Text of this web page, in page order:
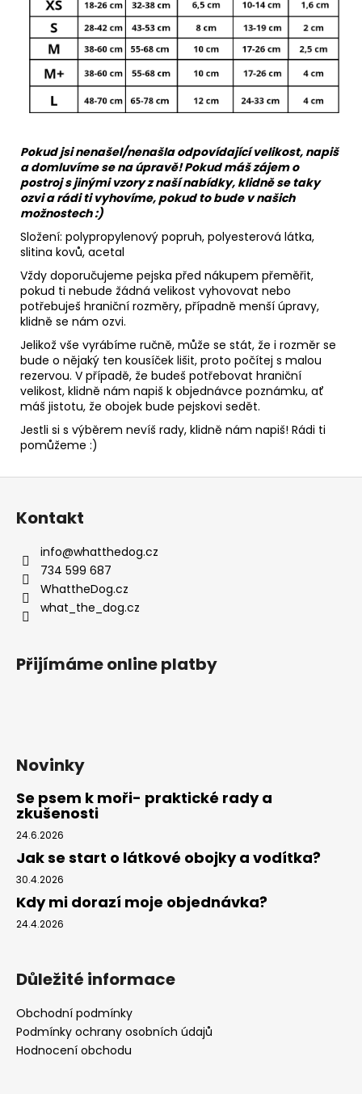
Pokud jsi nenašel/nenašla odpovídající velikost, napiš
a domluvíme se na úpravě! Pokud máš zájem o
postroj s jinými vzory z naší nabídky, klidně se taky
ozvi a rádi ti vyhovíme, pokud to bude v našich
možnostech :)
Složení: polypropylenový popruh, polyesterová látka,
slitina kovů, acetal
Vždy doporučujeme pejska před nákupem přeměřit,
pokud ti nebude žádná velikost vyhovovat nebo
potřebuješ hraniční rozměry, případně menší úpravy,
klidně se nám ozvi.
Jelikož vše vyrábíme ručně, může se stát, že i rozměr se
bude o nějaký ten kousíček lišit, proto počítej s malou
rezervou. V případě, že budeš potřebovat hraniční
velikost, klidně nám napiš k objednávce poznámku, ať
máš jistotu, že obojek bude pejskovi sedět.
Jestli si s výběrem nevíš rady, klidně nám napiš! Rádi ti
pomůžeme :)
Kontakt
info@whatthedog.cz
734 599 687
WhattheDog.cz
what_the_dog.cz
Přijímáme online platby
Novinky
Se psem k moři- praktické rady a
zkušenosti
24.6.2026
Jak se start o látkové obojky a vodítka?
30.4.2026
Kdy mi dorazí moje objednávka?
24.4.2026
Důležité informace
Obchodní podmínky
Podmínky ochrany osobních údajů
Hodnocení obchodu